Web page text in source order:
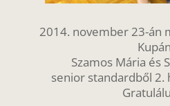
2014. november 23-án
Kupán
Szamos Mária és
senior standardből 2.